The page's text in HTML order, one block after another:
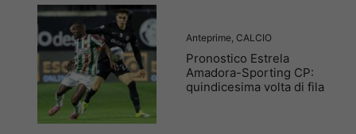
Anteprime CALCIO
Pronostico Estrela
Amadora-Sporting CP:
quindicesima volta di fila